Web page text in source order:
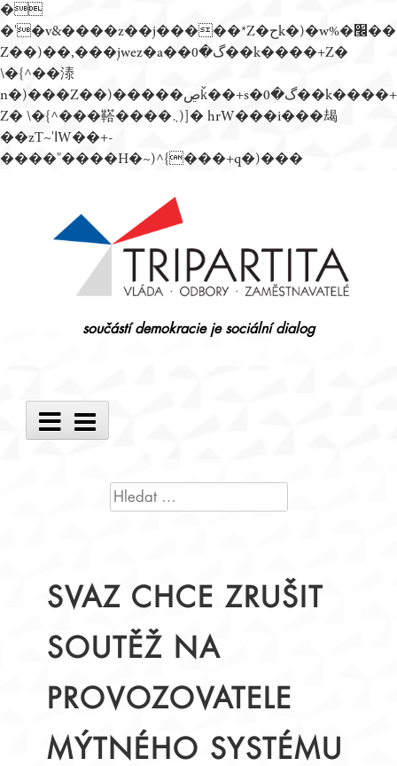
�
�'�v&����z��j�����*Z�حk�)�w%�׬��
Z��)��,���jwez�a��گ�0��k����+Z�
\�{^��溙
n�)���Z��)�����ڝǩ��+s�گ�0��k����+
Z� \�{^���鞳����܆)]� hrW���i���朅
��zƬ~'ߊW��+-
����"����H�~)^{���+q�)���
součástí demokracie je sociální dialog
Main
Menu
VYHLEDÁVÁNÍ
SVAZ CHCE ZRUŠIT
SOUTĚŽ NA
PROVOZOVATELE
MÝTNÉHO SYSTÉMU